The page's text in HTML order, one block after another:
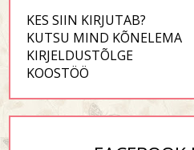
KES SIIN KIRJUTAB?
KUTSU MIND KÕNELEMA
KIRJELDUSTÕLGE
KOOSTÖÖ